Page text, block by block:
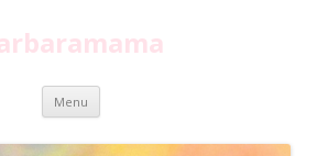
Menu Spring
inhoud